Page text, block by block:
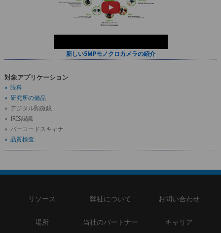
新しい5MPモノクロカメラの紹介
対象アプリケーション
» 眼科
» 研究所の備品
» デジタル顕微鏡
» IRIS認識
» バーコードスキャナ
» 品質検査
リソース 弊社について お問い合わせ
場所 当社のパートナー キャリア